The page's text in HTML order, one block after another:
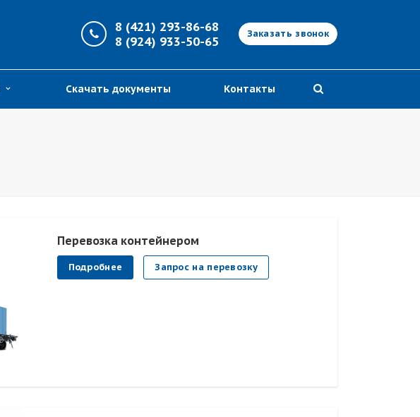
Заказать звонок
8 (421) 293-86-68
8 (924) 933-50-65
Скачать документы Контакты
Перевозка контейнером
Подробнее Запрос на перевозку